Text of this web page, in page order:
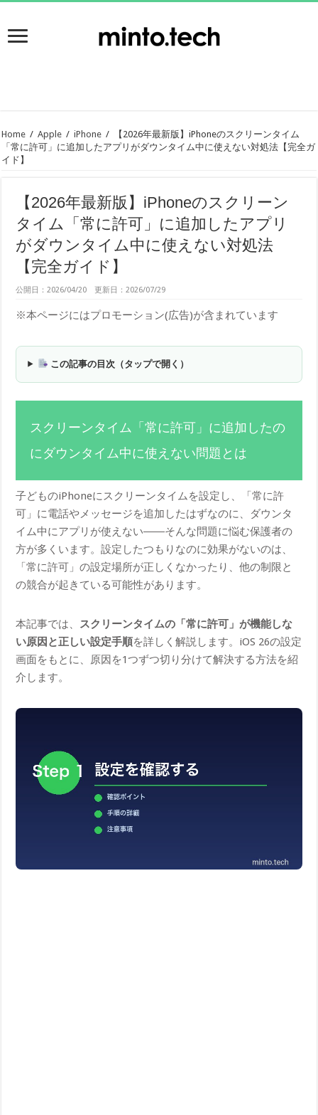
Home / Apple / iPhone /
【2026年最新版】iPhoneのスクリーンタイム
「常に許可」に追加したアプリがダウンタイム中に使えない対処法【完全ガ
イド】
【2026年最新版】iPhoneのスクリーン
タイム「常に許可」に追加したアプリ
がダウンタイム中に使えない対処法
【完全ガイド】
公開日：2026/04/20 更新日：2026/07/29
※本ページにはプロモーション(広告)が含まれています
この記事の目次（タップで開く）
スクリーンタイム「常に許可」に追加したの
にダウンタイム中に使えない問題とは
子どものiPhoneにスクリーンタイムを設定し、「常に許
可」に電話やメッセージを追加したはずなのに、ダウンタ
イム中にアプリが使えない――そんな問題に悩む保護者の
方が多くいます。設定したつもりなのに効果がないのは、
「常に許可」の設定場所が正しくなかったり、他の制限と
の競合が起きている可能性があります。
本記事では、 スクリーンタイムの「常に許可」が機能しな
い原因と正しい設定手順を詳しく解説します。iOS 26の設定
画面をもとに、原因を1つずつ切り分けて解決する方法を紹
介します。